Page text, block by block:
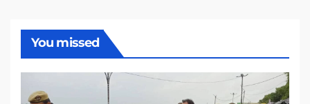
You missed